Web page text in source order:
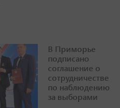
В Приморье
подписано
соглашение о
сотрудничестве
по наблюдению
за выборами